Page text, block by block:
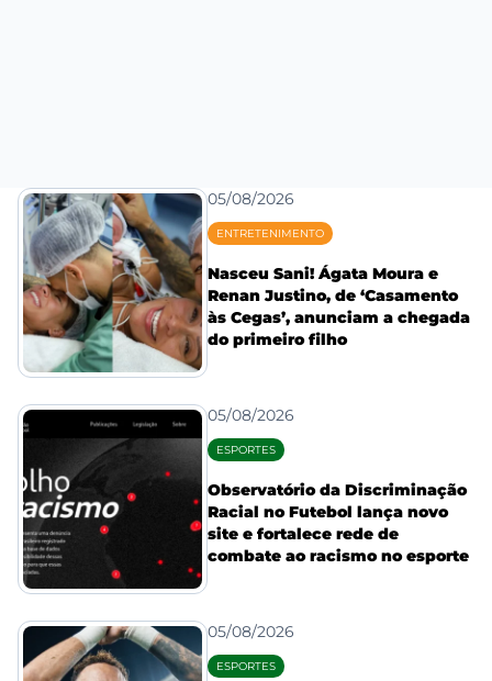
05/08/2026
ENTRETENIMENTO
Nasceu Sani! Ágata Moura e
Renan Justino, de ‘Casamento
às Cegas’, anunciam a chegada
do primeiro filho
05/08/2026
ESPORTES
Observatório da Discriminação
Racial no Futebol lança novo
site e fortalece rede de
combate ao racismo no esporte
05/08/2026
ESPORTES